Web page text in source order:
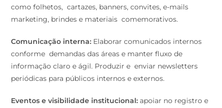
como folhetos, cartazes, banners, convites, e-mails
marketing, brindes e materiais comemorativos.
Comunicação interna: Elaborar comunicados internos
conforme demandas das áreas e manter fluxo de
informação claro e ágil. Produzir e enviar newsletters
periódicas para públicos internos e externos.
Eventos e visibilidade institucional:apoiar no registro e